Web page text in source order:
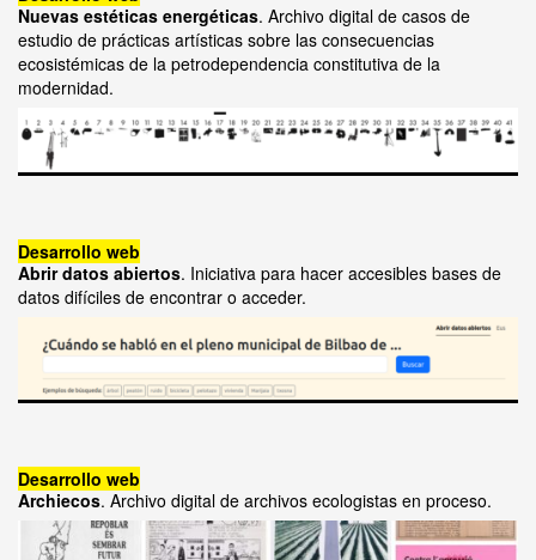
Nuevas estéticas energéticas. Archivo digital de casos de
estudio de prácticas artísticas sobre las consecuencias
ecosistémicas de la petrodependencia constitutiva de la
modernidad.
Desarrollo web
Abrir datos abiertos. Iniciativa para hacer accesibles bases de
datos difíciles de encontrar o acceder.
Desarrollo web
Archiecos. Archivo digital de archivos ecologistas en proceso.